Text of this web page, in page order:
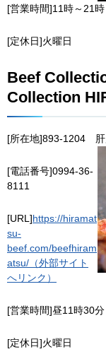
[営業時間]11時～21時
[定休日]火曜日
Beef
Collection
[所在地]893-1204 肝
[電話番号]0994-36-
8111
[URL]https://hiramat
su-
beef.com/beefhiram
atsu/（外部サイト
へリンク）
[営業時間]昼11時30
[定休日]火曜日